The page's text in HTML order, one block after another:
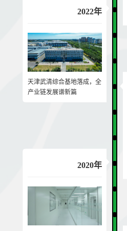
2022年
天津武清综合基地落成，全
产业链发展谱新篇
2020年